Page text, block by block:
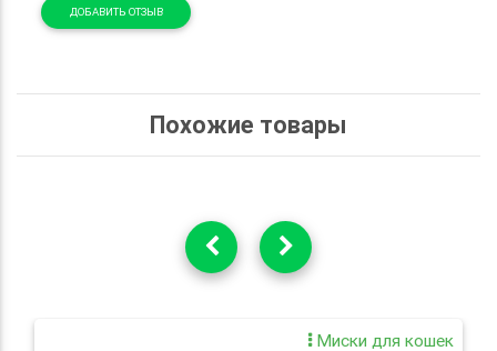
ДОБАВИТЬ ОТЗЫВ
Похожие товары
Миски для кошек